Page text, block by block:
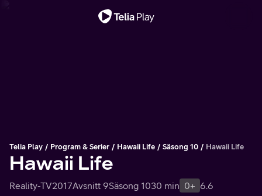
Telia Play Program & Serier Hawaii Life Säsong 10 Hawaii Life
Hawaii Life
Reality-TV2017Avsnitt 9Säsong 1030 min 0+ 6.6